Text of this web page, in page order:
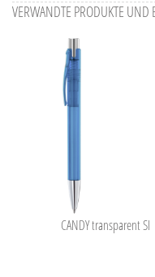
VERWANDTE PRODUKTE
CANDY transparent SI